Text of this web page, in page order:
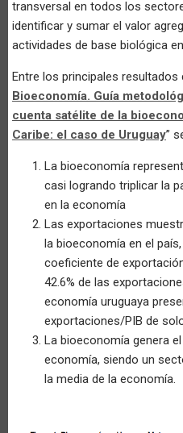
transversal en todos los
identificar y sumar el valor
actividades de base biológica
Entre los principales resultados
Bioeconomía. Guía
cuenta satélite de la
Caribe: el caso de Uruguay”
La bioeconomía
casi logrando triplicar la
en la economía
Las exportaciones
la bioeconomía en el
coeficiente de
42.6% de las
economía uruguaya
exportaciones/PIB de
La bioeconomía genera
economía, siendo un
la media de la economía.